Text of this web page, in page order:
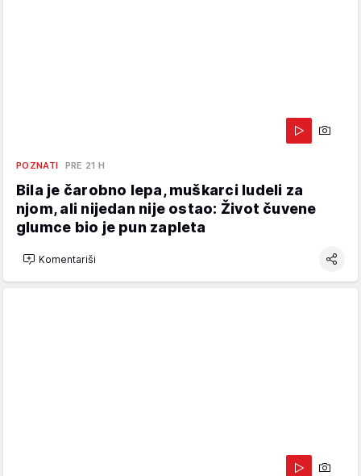
POZNATI PRE 21 H
Bila je čarobno lepa, muškarci ludeli za
njom, ali nijedan nije ostao: Život čuvene
glumce bio je pun zapleta
Komentariši